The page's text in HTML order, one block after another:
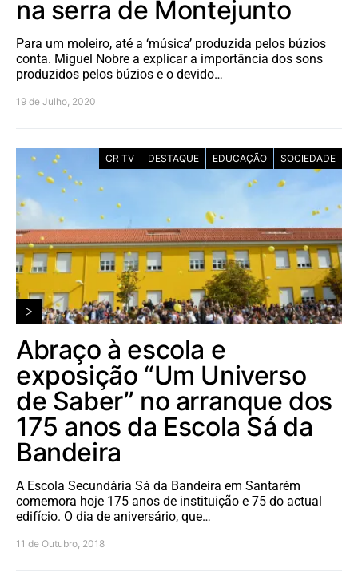
na serra de Montejunto
Para um moleiro, até a ‘música’ produzida pelos búzios
conta. Miguel Nobre a explicar a importância dos sons
produzidos pelos búzios e o devido…
19 de Julho, 2020
CR TV DESTAQUE EDUCAÇÃO SOCIEDADE
Abraço à escola e
exposição “Um Universo
de Saber” no arranque dos
175 anos da Escola Sá da
Bandeira
A Escola Secundária Sá da Bandeira em Santarém
comemora hoje 175 anos de instituição e 75 do actual
edifício. O dia de aniversário, que…
11 de Outubro, 2018